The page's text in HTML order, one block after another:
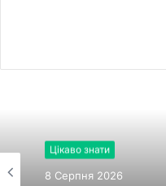
Цікаво знати
8 Серпня 2026